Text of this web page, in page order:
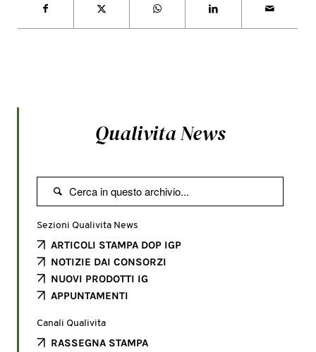
Qualivita News

Sezioni Qualivita News
ARTICOLI STAMPA DOP IGP
NOTIZIE DAI CONSORZI
NUOVI PRODOTTI IG
APPUNTAMENTI
Canali Qualivita
RASSEGNA STAMPA